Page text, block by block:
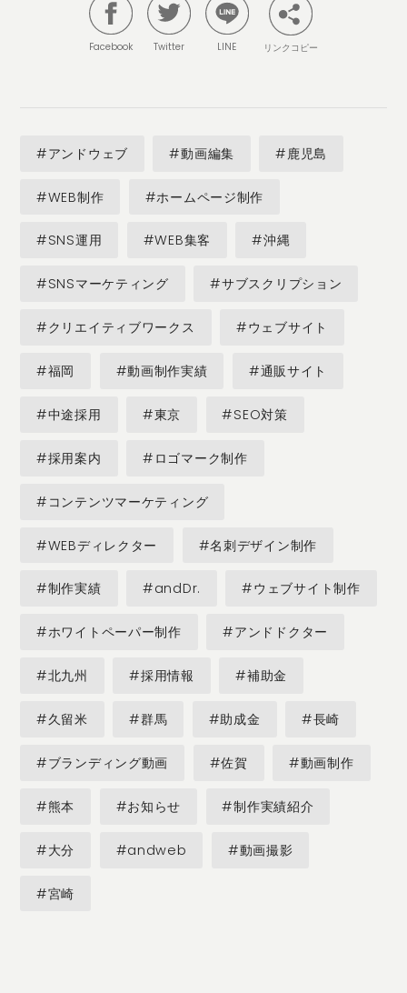
Facebook Twitter LINE リンクコピー
#アンドウェブ #動画編集 #鹿児島
#WEB制作 #ホームページ制作
#SNS運用 #WEB集客 #沖縄
#SNSマーケティング #サブスクリプション
#クリエイティブワークス #ウェブサイト
#福岡 #動画制作実績 #通販サイト
#中途採用 #東京 #SEO対策
#採用案内 #ロゴマーク制作
#コンテンツマーケティング
#WEBディレクター #名刺デザイン制作
#制作実績 #andDr. #ウェブサイト制作
#ホワイトペーパー制作 #アンドドクター
#北九州 #採用情報 #補助金
#久留米 #群馬 #助成金 #長崎
#ブランディング動画 #佐賀 #動画制作
#熊本 #お知らせ #制作実績紹介
#大分 #andweb #動画撮影
#宮崎